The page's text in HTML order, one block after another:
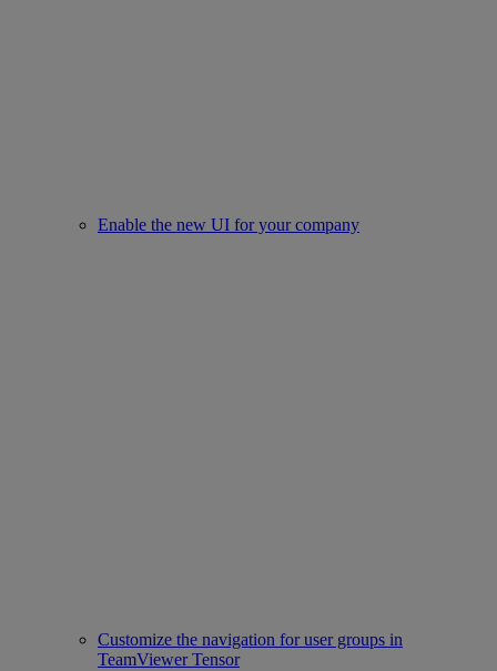
Enable the new UI for your company
Customize the navigation for user groups in
TeamViewer Tensor